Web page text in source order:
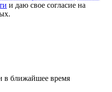
и даю свое согласие на
в ближайшее время